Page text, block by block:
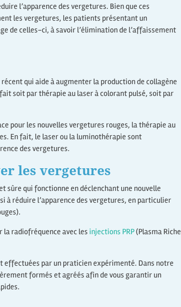
l’apparence des vergetures. Bien que ces
les vergetures, les patients présentant un
de celles-ci, à savoir l’élimination de l’affaissement
qui aide à augmenter la production de collagène
soit par thérapie au laser à colorant pulsé, soit par
pour les nouvelles vergetures rouges, la thérapie au
En fait, le laser ou la luminothérapie sont
des vergetures.
les vergetures
sûre qui fonctionne en déclenchant une nouvelle
à réduire l’apparence des vergetures, en particulier
la radiofréquence avec les injections PRP(Plasma Riche
effectuées par un praticien expérimenté. Dans notre
formés et agréés afin de vous garantir un